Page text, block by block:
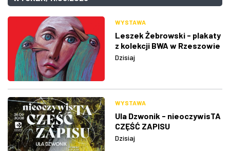
WYSTAWA
Leszek Żebrowski - plakaty
z kolekcji BWA w Rzeszowie
Dzisiaj
WYSTAWA
Ula Dzwonik - nieoczywisTA
CZĘŚĆ ZAPISU
Dzisiaj